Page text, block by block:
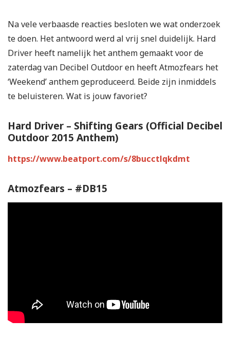
Na vele verbaasde reacties besloten we wat onderzoek
te doen. Het antwoord werd al vrij snel duidelijk. Hard
Driver heeft namelijk het anthem gemaakt voor de
zaterdag van Decibel Outdoor en heeft Atmozfears het
‘Weekend’ anthem geproduceerd. Beide zijn inmiddels
te beluisteren. Wat is jouw favoriet?
Hard Driver – Shifting Gears (Official Decibel
Outdoor 2015 Anthem)
https://www.beatport.com/s/8bucctlqkdmt
Atmozfears – #DB15